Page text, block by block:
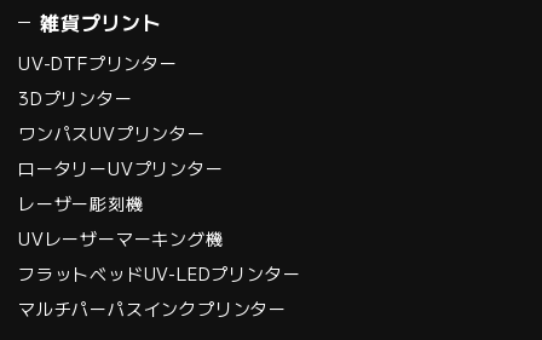
雑貨プリント
UV-DTFプリンター
3Dプリンター
ワンパスUVプリンター
ロータリーUVプリンター
レーザー彫刻機
UVレーザーマーキング機
フラットベッドUV-LEDプリンター
マルチパーパスインクプリンター